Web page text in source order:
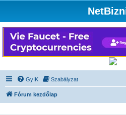
GyIK Szabályzat
Fórum kezdőlap